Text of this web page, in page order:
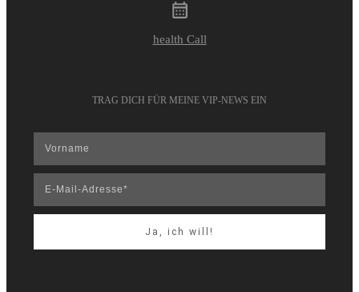
health Call
TRAG DICH FÜR MEINE VIP-NEWS EIN
Ja, ich will!